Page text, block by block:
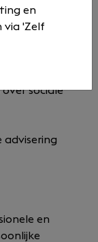
estate
sociale
advisering
en
en
via 'Zelf